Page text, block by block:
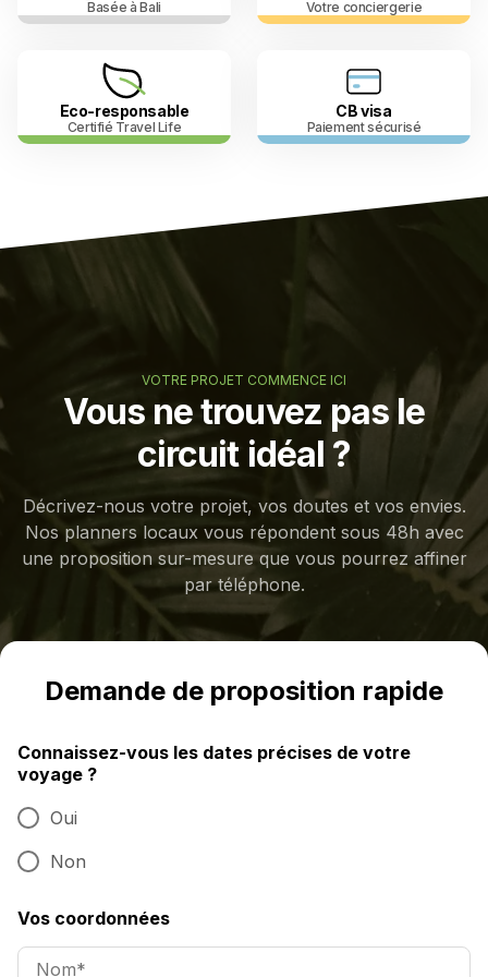
Basée à Bali Votre conciergerie
Eco-responsable
Certifié Travel Life
CB visa
Paiement sécurisé
VOTRE PROJET COMMENCE ICI
Vous ne trouvez pas le
circuit idéal ?
Décrivez-nous votre projet, vos doutes et vos envies.
Nos planners locaux vous répondent sous 48h avec
une proposition sur-mesure que vous pourrez affiner
par téléphone.
Demande de proposition rapide
Connaissez-vous les dates précises de votre
voyage ?
Oui
Non
Vos coordonnées